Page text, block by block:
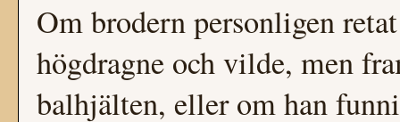
Om brodern personligen
högdragne och vilde, men
balhjälten, eller om han